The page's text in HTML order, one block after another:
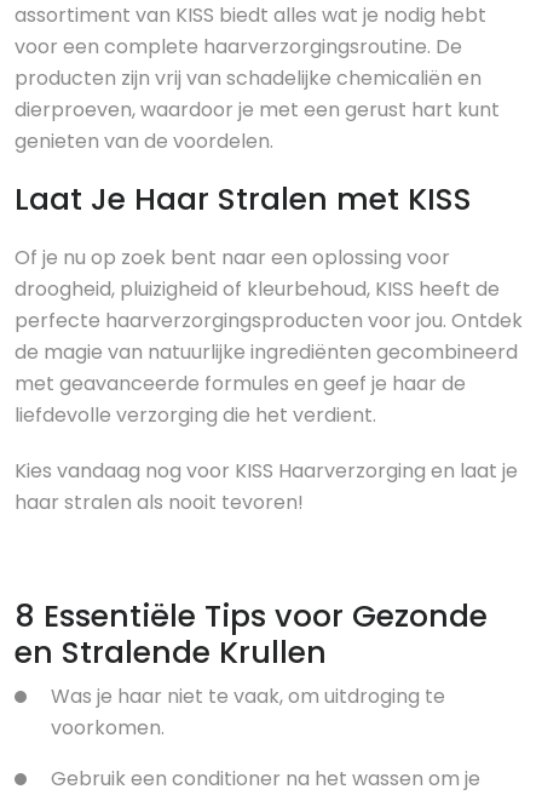
assortiment van KISS biedt alles wat je nodig hebt
voor een complete haarverzorgingsroutine. De
producten zijn vrij van schadelijke chemicaliën en
dierproeven, waardoor je met een gerust hart kunt
genieten van de voordelen.
Laat Je Haar Stralen met KISS
Of je nu op zoek bent naar een oplossing voor
droogheid, pluizigheid of kleurbehoud, KISS heeft de
perfecte haarverzorgingsproducten voor jou. Ontdek
de magie van natuurlijke ingrediënten gecombineerd
met geavanceerde formules en geef je haar de
liefdevolle verzorging die het verdient.
Kies vandaag nog voor KISS Haarverzorging en laat je
haar stralen als nooit tevoren!
8 Essentiële Tips voor Gezonde
en Stralende Krullen
Was je haar niet te vaak, om uitdroging te
voorkomen.
Gebruik een conditioner na het wassen om je